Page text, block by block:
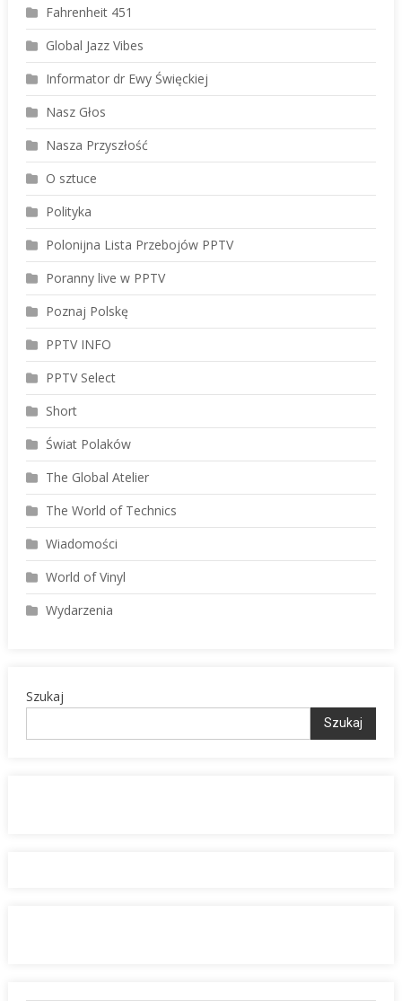
Fahrenheit 451
Global Jazz Vibes
Informator dr Ewy Święckiej
Nasz Głos
Nasza Przyszłość
O sztuce
Polityka
Polonijna Lista Przebojów PPTV
Poranny live w PPTV
Poznaj Polskę
PPTV INFO
PPTV Select
Short
Świat Polaków
The Global Atelier
The World of Technics
Wiadomości
World of Vinyl
Wydarzenia
Szukaj
Szukaj